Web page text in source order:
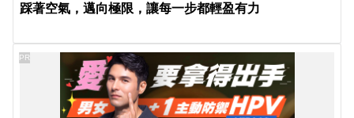
踩著空氣，邁向極限，讓每一步都輕盈有力
PR